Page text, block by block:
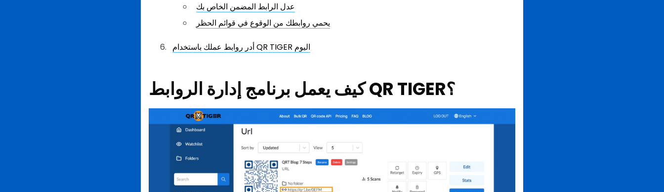
عدل الرابط المضمن الخاص بك
يحمي روابطك من الوقوع في قوائم الحظر
أدر روابط عملك باستخدام QR TIGER اليوم
كيف يعمل برنامج إدارة الروابط QR TIGER؟